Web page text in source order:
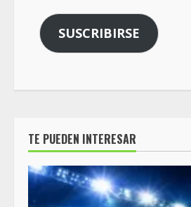
SUSCRIBIRSE
TE PUEDEN INTERESAR